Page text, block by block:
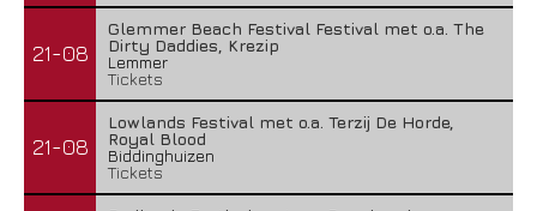
21-08
Glemmer Beach Festival Festival met o.a. The
Dirty Daddies, Krezip
Lemmer
Tickets
21-08
Lowlands Festival met o.a. Terzij De Horde,
Royal Blood
Biddinghuizen
Tickets